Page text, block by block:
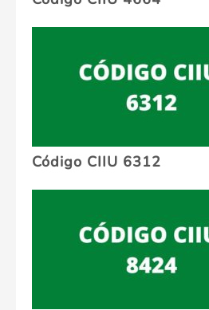
Código CIIU 6312